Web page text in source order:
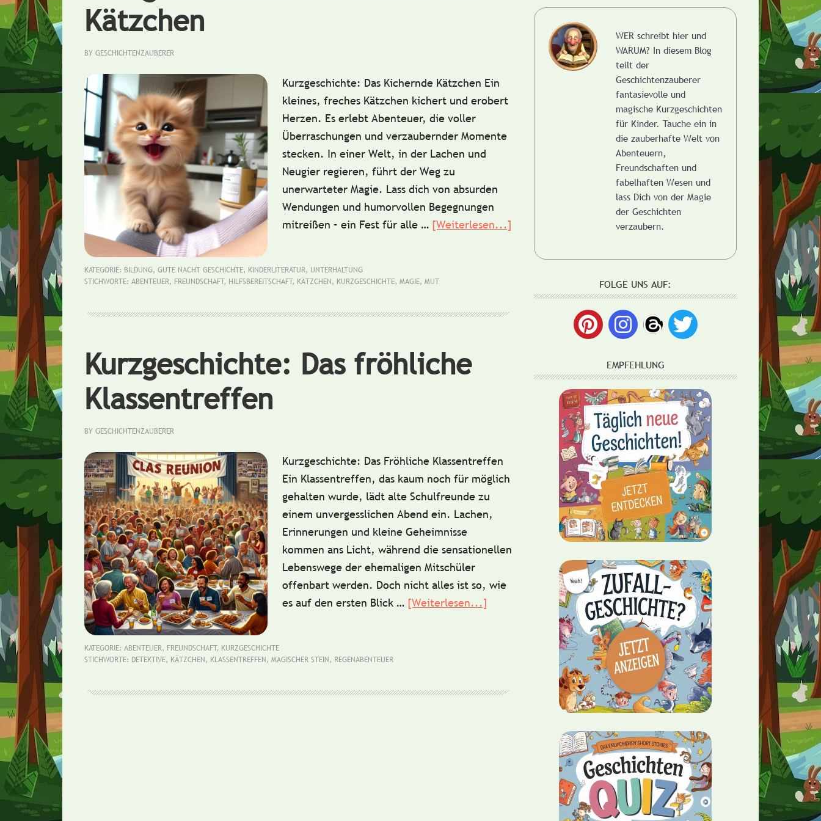
Kätzchen
BY GESCHICHTENZAUBERER
Kurzgeschichte: Das Kichernde Kätzchen Ein
kleines, freches Kätzchen kichert und erobert
Herzen. Es erlebt Abenteuer, die voller
Überraschungen und verzaubernder Momente
stecken. In einer Welt, in der Lachen und
Neugier regieren, führt der Weg zu
unerwarteter Magie. Lass dich von absurden
Wendungen und humorvollen Begegnungen
mitreißen – ein Fest für alle … [Weiterlesen...]
kichernde
KATEGORIE: BILDUNG, GUTE NACHT GESCHICHTE, KINDERLITERATUR, UNTERHALTUNG
STICHWORTE: ABENTEUER, FREUNDSCHAFT, HILFSBEREITSCHAFT, KÄTZCHEN, KURZGESCHICHTE, MAGIE, MUT
Kurzgeschichte: Das fröhliche
Klassentreffen
BY GESCHICHTENZAUBERER
Kurzgeschichte: Das Fröhliche Klassentreffen
Ein Klassentreffen, das kaum noch für möglich
gehalten wurde, lädt alte Schulfreunde zu
einem unvergesslichen Abend ein. Lachen,
Erinnerungen und kleine Geheimnisse
kommen ans Licht, während die sensationellen
Lebenswege der ehemaligen Mitschüler
offenbart werden. Doch nicht alles ist so, wie
es auf den ersten Blick … [Weiterlesen...] ÜberKurzgeschichte:
KATEGORIE: ABENTEUER, FREUNDSCHAFT, KURZGESCHICHTE
STICHWORTE: DETEKTIVE, KÄTZCHEN, KLASSENTREFFEN, MAGISCHER STEIN, REGENABENTEUER
WER schreibt hier und
WARUM? In diesem Blog
teilt der
Geschichtenzauberer
fantasievolle und
magische Kurzgeschichten
für Kinder. Tauche ein in
die zauberhafte Welt von
Abenteuern,
Freundschaften und
fabelhaften Wesen und
lass Dich von der Magie
der Geschichten
verzaubern.
FOLGE UNS AUF:
EMPFEHLUNG